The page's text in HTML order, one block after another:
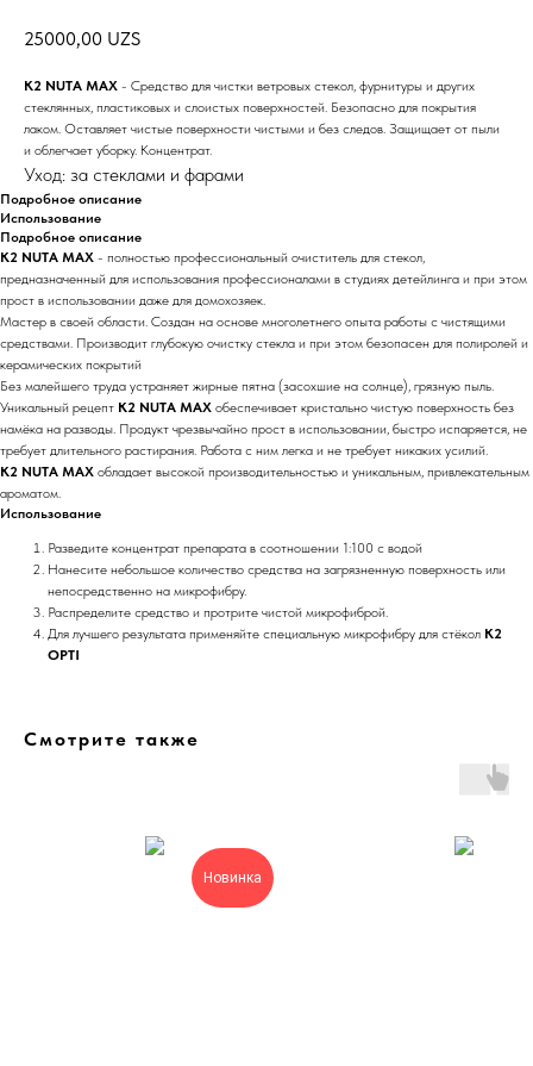
25000,00 UZS
K2 NUTA MAX - Средство для чистки ветровых стекол, фурнитуры и других
стеклянных, пластиковых и слоистых поверхностей. Безопасно для покрытия
лаком. Оставляет чистые поверхности чистыми и без следов. Защищает от пыли
и облегчает уборку. Концентрат.
Уход: за стеклами и фарами
Подробное описание
Использование
Подробное описание
K2 NUTA MAX - полностью профессиональный очиститель для стекол,
предназначенный для использования профессионалами в студиях детейлинга и при этом
прост в использовании даже для домохозяек.
Мастер в своей области. Создан на основе многолетнего опыта работы с чистящими
средствами. Производит глубокую очистку стекла и при этом безопасен для полиролей и
керамических покрытий
Без малейшего труда устраняет жирные пятна (засохшие на солнце), грязную пыль.
Уникальный рецепт K2 NUTA MAX обеспечивает кристально чистую поверхность без
намёка на разводы. Продукт чрезвычайно прост в использовании, быстро испаряется, не
требует длительного растирания. Работа с ним легка и не требует никаких усилий.
K2 NUTA MAX обладает высокой производительностью и уникальным, привлекательным
ароматом.
Использование
Разведите концентрат препарата в соотношении 1:100 с водой
Нанесите небольшое количество средства на загрязненную поверхность или
непосредственно на микрофибру.
Распределите средство и протрите чистой микрофиброй.
Для лучшего результата применяйте специальную микрофибру для стёкол K2
OPTI
Смотрите также
Новинка